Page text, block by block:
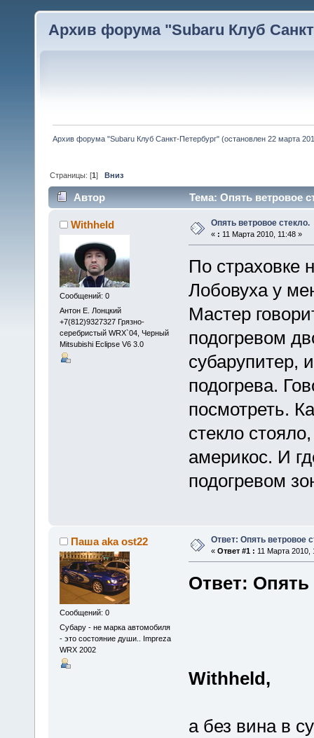
Архив форума "Subaru Клуб
Архив форума "Subaru Клуб Санкт-Петербург" (остановлен 22 марта
Страницы: [1]Вниз
Автор Тема: Опять ветровое
Withheld
Сообщений: 0
Антон Е. Лонцкий
+7(812)9327327 Грязно-
серебристый WRX`04, Черный
Mitsubishi Eclipse V6 3.0
Опять ветровое стекло.
« : 11 Марта 2010, 11:48 »
По страховке
Лобовуха у
Мастер
подогревом
субарупитер,
подогрева.
посмотреть.
стекло
америкос. И
подогревом
Паша aka ost22
Сообщений: 0
Субару - не марка автомобиля
- это состояние души.. Impreza
WRX 2002
Ответ: Опять ветровое
« Ответ #1 : 11 Марта 2010,
Ответ: Опять
Withheld,
а без вина в